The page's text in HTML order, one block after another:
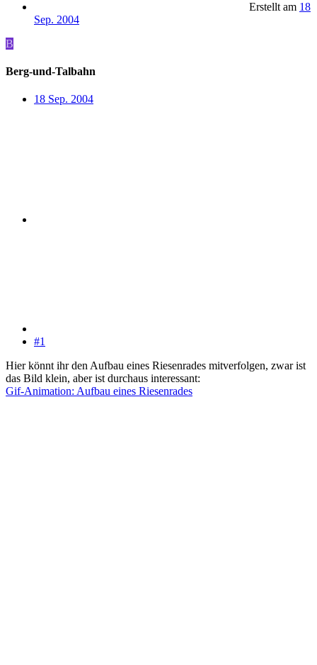
Erstellt am 18
Sep. 2004
B
Berg-und-Talbahn
18 Sep. 2004
#1
Hier könnt ihr den Aufbau eines Riesenrades mitverfolgen, zwar ist
das Bild klein, aber ist durchaus interessant:
Gif-Animation: Aufbau eines Riesenrades